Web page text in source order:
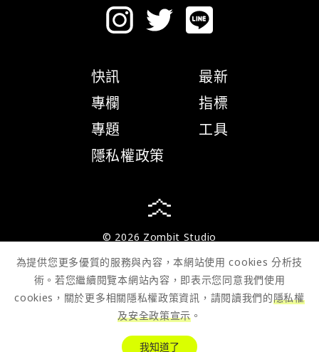
快訊
專欄
專題
隱私權政策
最新
指標
工具
© 2026 Zombit Studio
為提供您更多優質的服務與內容，本網站使用 cookies 分析技
術。若您繼續閱覽本網站內容，即表示您同意我們使用
cookies，關於更多相關隱私權政策資訊，請閱讀我們的隱私權
及安全政策宣示 。
我知道了